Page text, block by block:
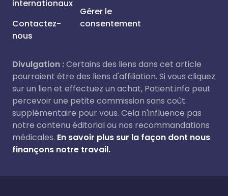
internationaux
Contactez-
nous
Gérer le
consentement
Divulgation :Certains des liens dans cet article
pourraient être des liens d'affiliation. Si vous cliquez
sur un lien et effectuez un achat, Patient.info peut
percevoir une petite commission sans coût
supplémentaire pour vous. Cela n'influence pas
notre contenu éditorial ou nos recommandations
médicales. En savoir plus sur la façon dont nous
finançons notre travail.